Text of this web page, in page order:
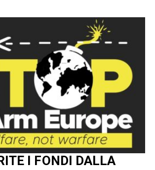
I FONDI DALLA